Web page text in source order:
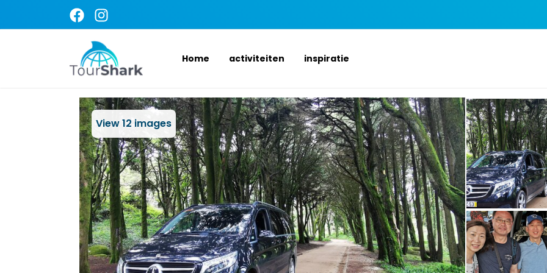
Home activiteiten inspiratie
View12 images